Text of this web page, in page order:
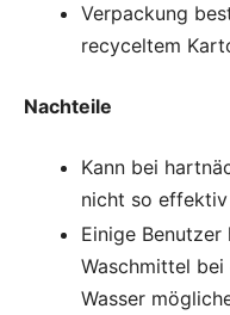
Verpackung
recyceltem
Nachteile
Kann bei
nicht so
Einige
Waschmittel
Wasser